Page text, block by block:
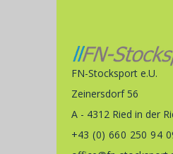
FN-Stocksport e.U.
Zeinersdorf 56
A - 4312 Ried in der
+43 (0) 660 250 94